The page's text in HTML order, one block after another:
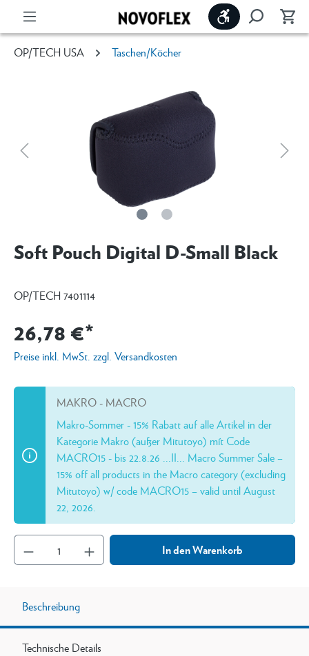
Werkzeugleiste
OP/TECH USA Taschen/Köcher
Soft Pouch Digital D-Small Black
OP/TECH 7401114
26,78 €*
Preise inkl. MwSt. zzgl. Versandkosten
MAKRO - MACRO
Makro-Sommer - 15% Rabatt auf alle Artikel in der
Kategorie Makro (außer Mitutoyo) mít Code
MACRO15 - bis 22.8.26 ...II... Macro Summer Sale –
15% off all products in the Macro category (excluding
Mitutoyo) w/ code MACRO15 – valid until August
22, 2026.
In den Warenkorb
Beschreibung
Technische Details